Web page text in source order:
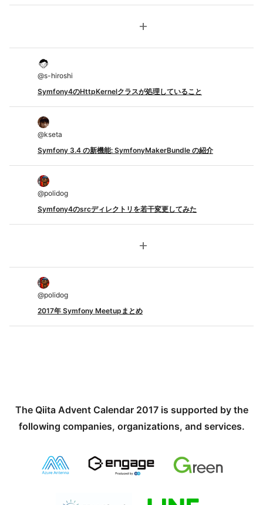
add
@s-hiroshi
Symfony4のHttpKernelクラスが処理していること
@kseta
Symfony 3.4 の新機能: SymfonyMakerBundle の紹介
@polidog
Symfony4のsrcディレクトリを若干変更してみた
add
@polidog
2017年 Symfony Meetupまとめ
The Qiita Advent Calendar 2017 is supported by the
following companies, organizations, and services.